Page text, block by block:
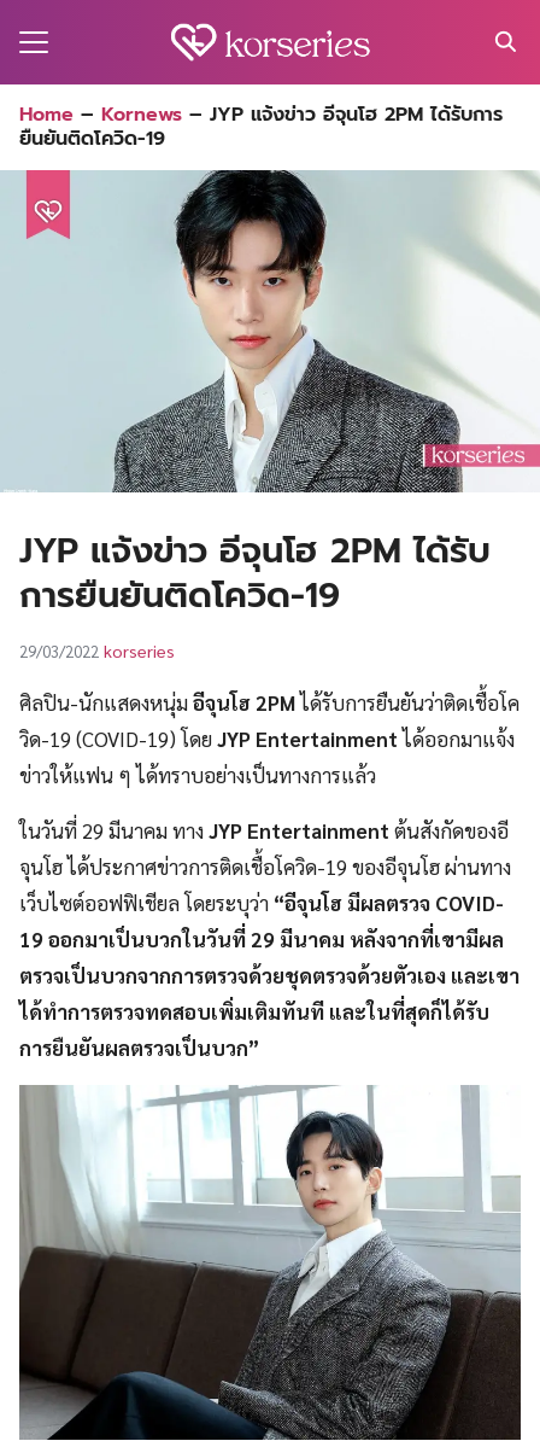
for:
Home – Kornews – JYP แจ้งข่าว อีจุนโฮ 2PM ได้รับการ
ยืนยันติดโควิด-19
JYP แจ้งข่าว อีจุนโฮ 2PM ได้รับ
การยืนยันติดโควิด-19
29/03/2022 korseries
ศิลปิน-นักแสดงหนุ่มอีจุนโฮ 2PMได้รับการยืนยันว่าติดเชื้อโค
วิด-19 (COVID-19) โดยJYP Entertainmentได้ออกมาแจ้ง
ข่าวให้แฟน ๆ ได้ทราบอย่างเป็นทางการแล้ว
ในวันที่ 29 มีนาคม ทางJYP Entertainment ต้นสังกัดของอี
จุนโฮ ได้ประกาศข่าวการติดเชื้อโควิด-19 ของอีจุนโฮ ผ่านทาง
เว็บไซต์ออฟฟิเชียล โดยระบุว่า “อีจุนโฮ มีผลตรวจ COVID-
19 ออกมาเป็นบวกในวันที่ 29 มีนาคม หลังจากที่เขามีผล
ตรวจเป็นบวกจากการตรวจด้วยชุดตรวจด้วยตัวเอง และเขา
ได้ทำการตรวจทดสอบเพิ่มเติมทันที และในที่สุดก็ได้รับ
การยืนยันผลตรวจเป็นบวก”